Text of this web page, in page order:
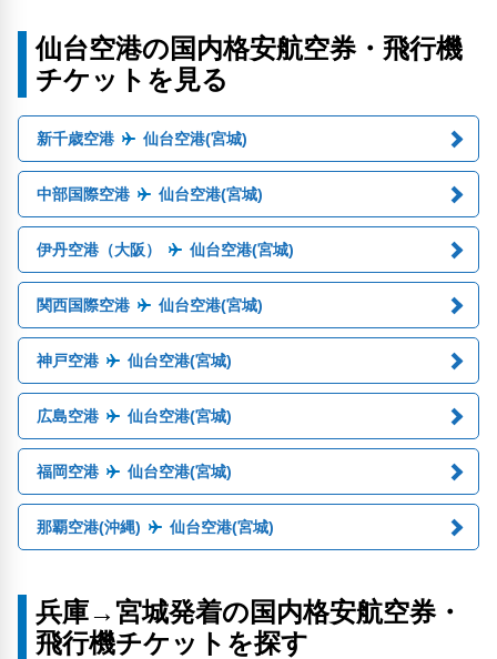
仙台空港の国内格安航空券・飛行機
チケットを見る
新千歳空港 仙台空港(宮城)
中部国際空港 仙台空港(宮城)
伊丹空港（大阪） 仙台空港(宮城)
関西国際空港 仙台空港(宮城)
神戸空港 仙台空港(宮城)
広島空港 仙台空港(宮城)
福岡空港 仙台空港(宮城)
那覇空港(沖縄) 仙台空港(宮城)
兵庫→宮城発着の国内格安航空券・
飛行機チケットを探す